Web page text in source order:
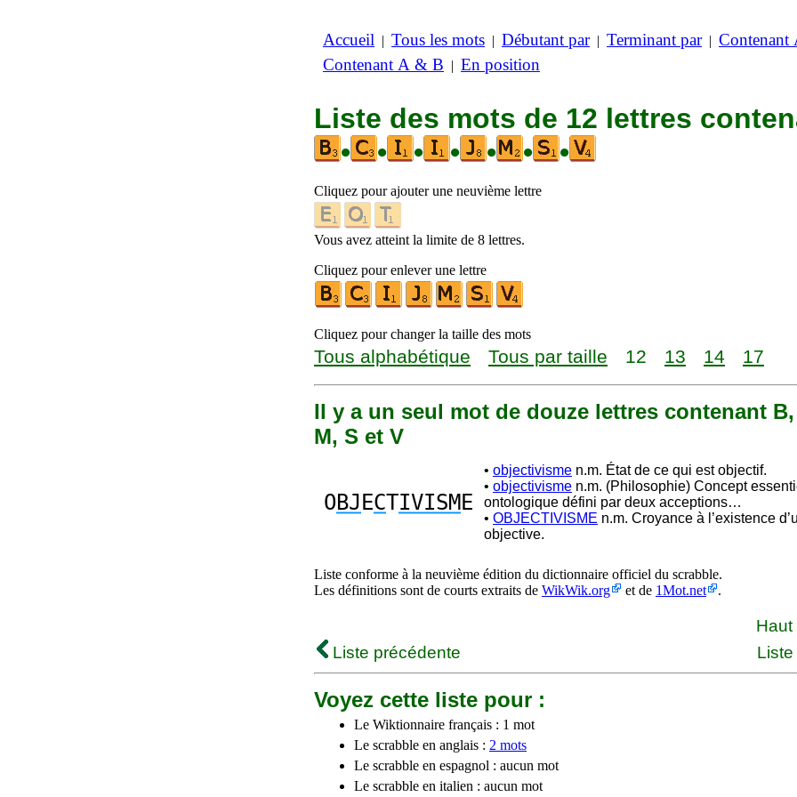
Accueil | Tous les mots | Débutant par| Terminant par| Contenant
Contenant A & B | En position
Liste des mots de 12 lettres
•
• • • • • •
Cliquez pour ajouter une neuvième lettre
Vous avez atteint la limite de 8 lettres.
Cliquez pour enlever une lettre
Cliquez pour changer la taille des mots
Tous alphabétique Tous par taille 12 13 14 17
Il y a un seul mot de douze lettres contenant B,
M, S et V
OBJ ECTIVISM E
• objectivisme n.m. État de ce qui est objectif.
• objectivisme n.m. (Philosophie) Concept
ontologique défini par deux acceptions…
• OBJECTIVISME n.m. Croyance à l’existence
objective.
Liste conforme à la neuvième édition du dictionnaire officiel du scrabble.
Les définitions sont de courts extraits de WikWik.org et de 1Mot.net .
Haut
Liste précédente
Voyez cette liste pour :
Le Wiktionnaire français : 1 mot
Le scrabble en anglais : 2 mots
Le scrabble en espagnol : aucun mot
Le scrabble en italien : aucun mot